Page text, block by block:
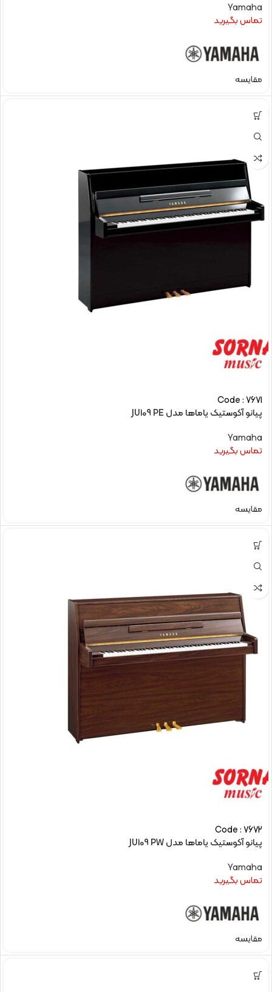
Yamaha
تماس بگیرید
مقایسه
Code : 7671
پیانو آکوستیک یاماها مدل JU109 PE
Yamaha
تماس بگیرید
مقایسه
Code : 7672
پیانو آکوستیک یاماها مدل JU109 PW
Yamaha
تماس بگیرید
مقایسه